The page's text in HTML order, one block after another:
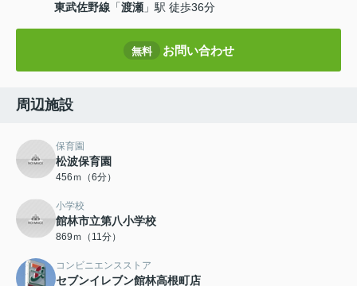
東武佐野線 「渡瀬 」駅 徒歩36分
無料 お問い合わせ
周辺施設
保育園
松波保育園
456ｍ（6分）
小学校
館林市立第八小学校
869ｍ（11分）
コンビニエンスストア
セブンイレブン館林高根町店